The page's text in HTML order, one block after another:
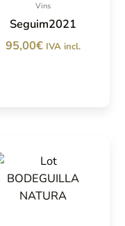
Vins
Seguim2021
95,00€ IVA incl.